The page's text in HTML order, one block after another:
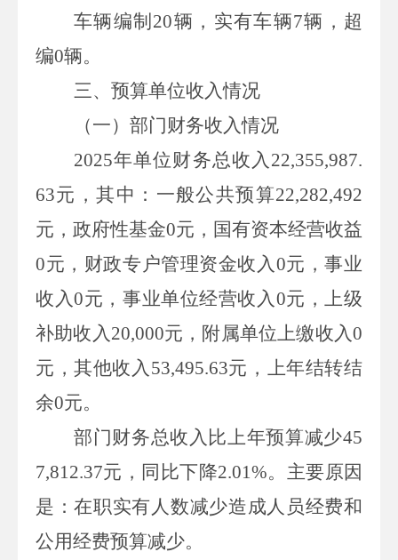
车辆编制20辆，实有车辆7辆，超
编0辆。
三、预算单位收入情况
（一）部门财务收入情况
2025年单位 财务总收入22,355,987.
63元 ，其中：一般公共预算22,282,492
元 ，政府性基金0元 ，国有资本经营收益
0元 ， 财政专户管理资金收入0元，事业
收入0元 ，事业单位经营收入0元 ，上级
补助收入20,000元 ，附属单位上缴收入0
元 ，其他收入53,495.63元，上年结转结
余0元。
部门财务总收入比上年预算减少45
7,812.37元，同比下降2.01%。主要原因
是：在职实有人数减少造成人员经费和
公用经费预算减少。